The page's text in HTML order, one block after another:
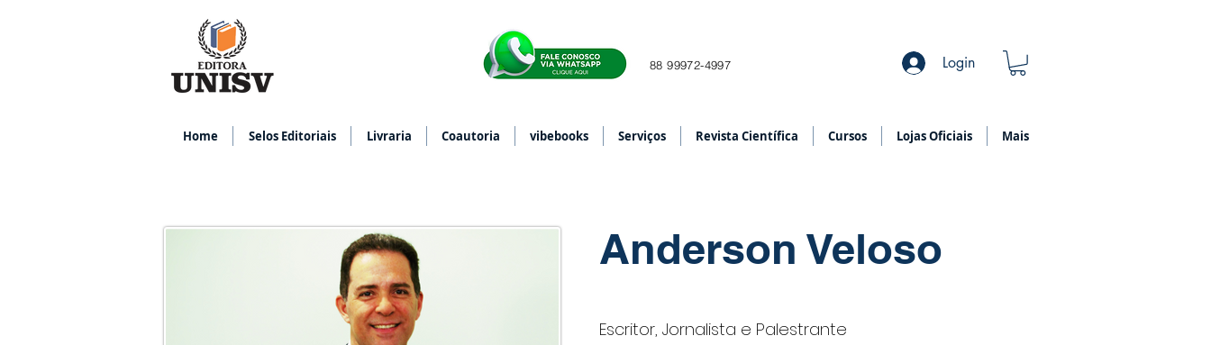
88 99972-4997 Login
Home Selos Editoriais Livraria Coautoria vibebooks Serviços Revista Científica Cursos Lojas Oficiais Mais
Anderson Veloso
Escritor, Jornalista e Palestrante